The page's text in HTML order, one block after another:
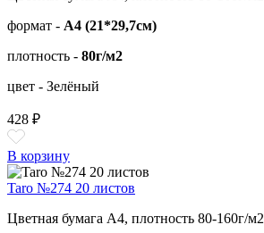
формат - А4 (21*29,7см)
плотность - 80г/м2
цвет - Зелёный
428 ₽
В корзину
Taro №274 20 листов
Цветная бумага А4, плотность 80-160г/м2